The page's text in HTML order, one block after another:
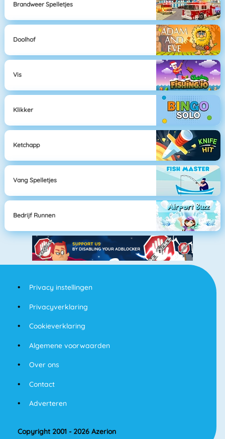
Brandweer Spelletjes
Doolhof
Vis
Klikker
Ketchapp
Vang Spelletjes
Bedrijf Runnen
Privacy instellingen
Privacyverklaring
Cookieverklaring
Algemene voorwaarden
Over ons
Contact
Adverteren
Copyright 2001 - 2026 Azerion